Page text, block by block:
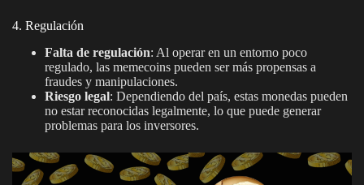
4. Regulación
Falta de regulación: Al operar en un entorno poco
regulado, las memecoins pueden ser más propensas a
fraudes y manipulaciones.
Riesgo legal: Dependiendo del país, estas monedas pueden
no estar reconocidas legalmente, lo que puede generar
problemas para los inversores.